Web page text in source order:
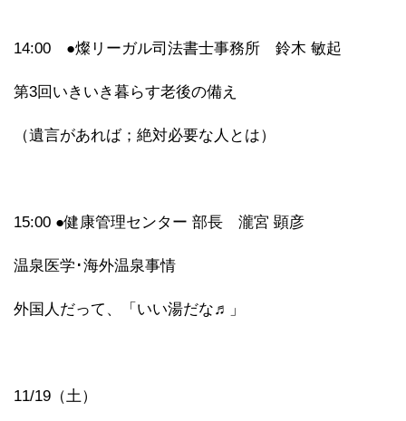
14:00 ●燦リーガル司法書士事務所 鈴木 敏起
第3回いきいき暮らす老後の備え
（遺言があれば；絶対必要な人とは）
15:00 ●健康管理センター 部長 瀧宮 顕彦
温泉医学･海外温泉事情
外国人だって、「いい湯だな♬」
11/19（土）